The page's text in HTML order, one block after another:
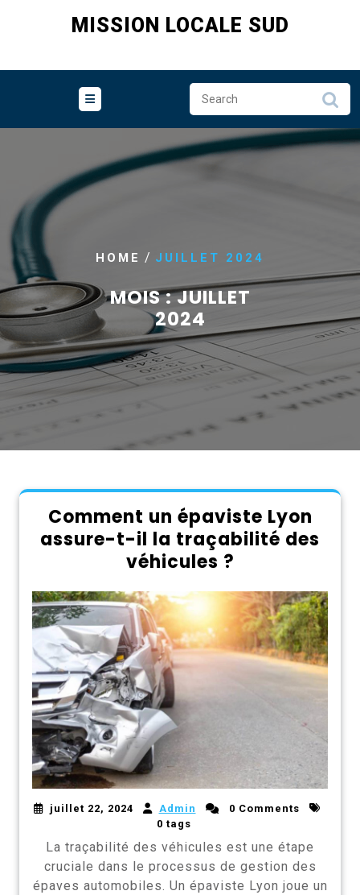
MISSION LOCALE SUD
HOME / JUILLET 2024
MOIS :JUILLET
2024
Comment un épaviste Lyon
assure-t-il la traçabilité des
véhicules ?
juillet 22, 2024 Admin
0 Comments
0 tags
La traçabilité des véhicules est une étape
cruciale dans le processus de gestion des
épaves automobiles. Un épaviste Lyon joue un